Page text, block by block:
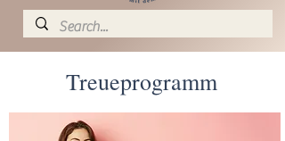
Treueprogramm